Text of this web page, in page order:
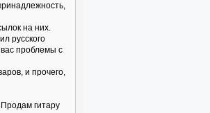
на них.
русского
проблемы с
и прочего,
гитару